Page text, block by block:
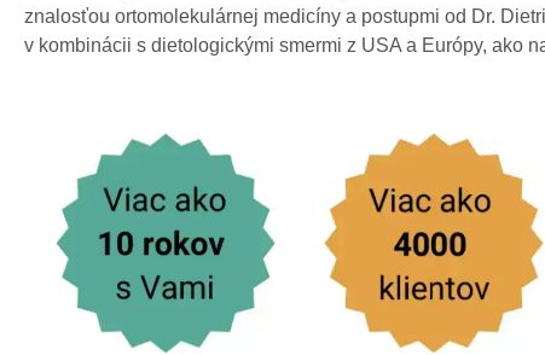
znalosťou ortomolekulárnej medicíny a postupmi od Dr.
v kombinácii s dietologickými smermi z USA a Európy, ako